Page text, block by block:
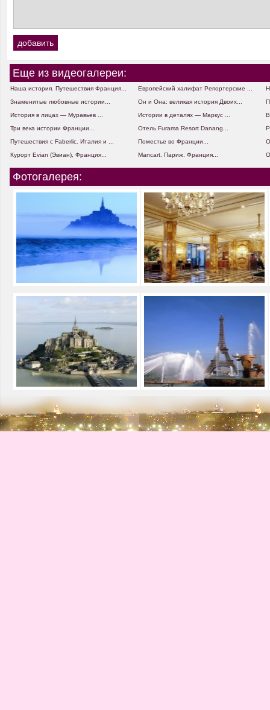
Еще из видеогалереи:
Наша история. Путешествия Франция... Европейский халифат Репортерские ...
Знаменитые любовные истории...
Он и Она: великая история Двоих...
История в лицах — Муравьев ...
Истории в деталях — Маркус ...
Три века истории Франции...
Отель Furama Resort Danang...
Путешествия с Faberlic. Италия и ...
Поместье во Франции...
Курорт Evian (Эвиан), Франция...
Mancart. Париж. Франция...
Фотогалерея: